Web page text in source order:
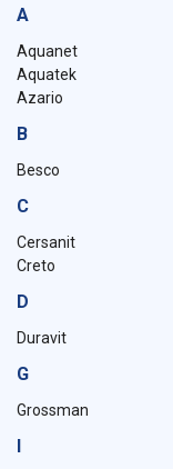
A
Aquanet
Aquatek
Azario
B
Besco
C
Cersanit
Creto
D
Duravit
G
Grossman
I